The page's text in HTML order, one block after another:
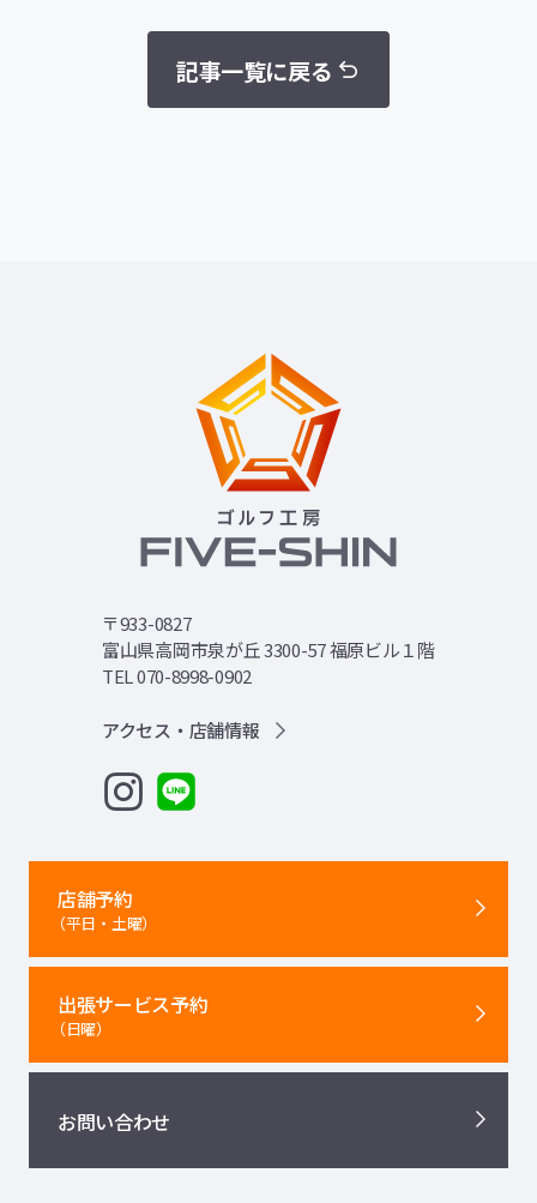
ゴルフ工房 FIVE-SHIN
〒933-0827
富山県高岡市泉が丘 3300-57 福原ビル１階
アクセス・店舗情報
出張サービス予約記事一覧に戻る
〒933-0827
富山県高岡市泉が丘 3300-57 福原ビル１階
TEL 070-8998-0902
アクセス・店舗情報
店舗予約
（平日・土曜）
出張サービス予約
（日曜）
お問い合わせ